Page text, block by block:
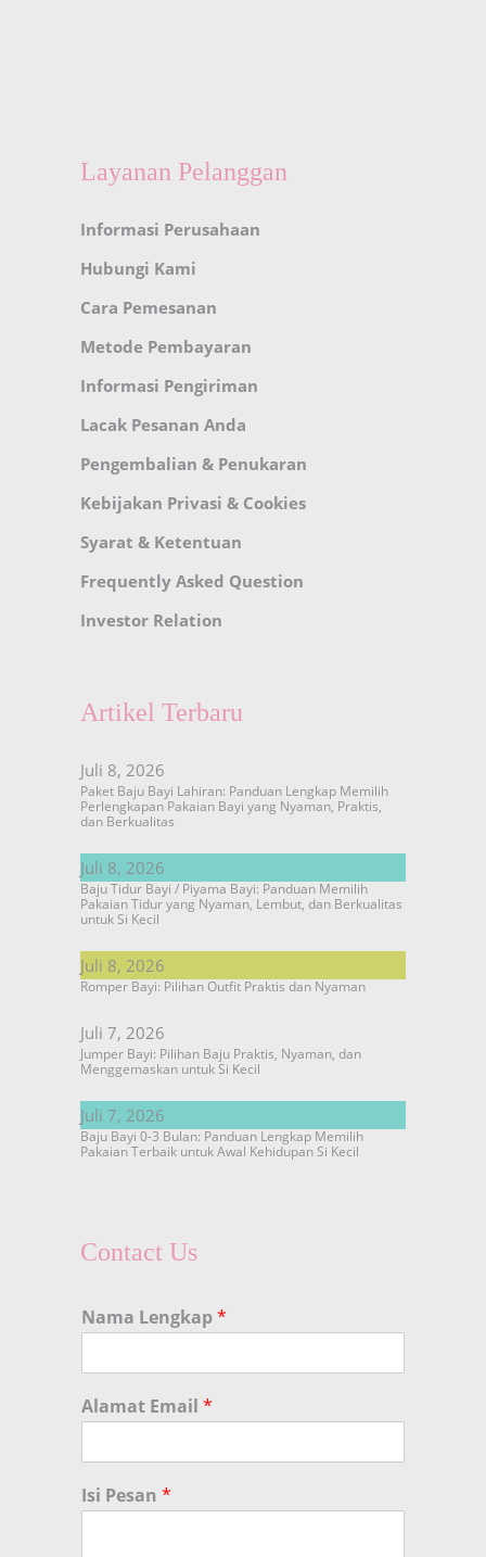
Layanan Pelanggan
Informasi Perusahaan
Hubungi Kami
Cara Pemesanan
Metode Pembayaran
Informasi Pengiriman
Lacak Pesanan Anda
Pengembalian & Penukaran
Kebijakan Privasi & Cookies
Syarat & Ketentuan
Frequently Asked Question
Investor Relation
Artikel Terbaru
Juli 8, 2026
Paket Baju Bayi Lahiran: Panduan Lengkap Memilih
Perlengkapan Pakaian Bayi yang Nyaman, Praktis,
dan Berkualitas
Juli 8, 2026
Baju Tidur Bayi / Piyama Bayi: Panduan Memilih
Pakaian Tidur yang Nyaman, Lembut, dan Berkualitas
untuk Si Kecil
Juli 8, 2026
Romper Bayi: Pilihan Outfit Praktis dan Nyaman
Juli 7, 2026
Jumper Bayi: Pilihan Baju Praktis, Nyaman, dan
Menggemaskan untuk Si Kecil
Juli 7, 2026
Baju Bayi 0-3 Bulan: Panduan Lengkap Memilih
Pakaian Terbaik untuk Awal Kehidupan Si Kecil
Contact Us
Nama Lengkap*
Alamat Email *
Isi Pesan *